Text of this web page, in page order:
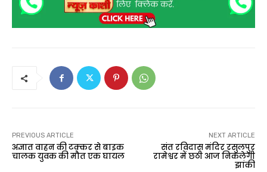
PREVIOUS ARTICLE
अज्ञात वाहन की टक्कर से बाइक
चालक युवक की मौत एक घायल
NEXT ARTICLE
संत रविदास मंदिर रसुलपुर
रामेश्वर में छठी आज निकलेगी
झांकी